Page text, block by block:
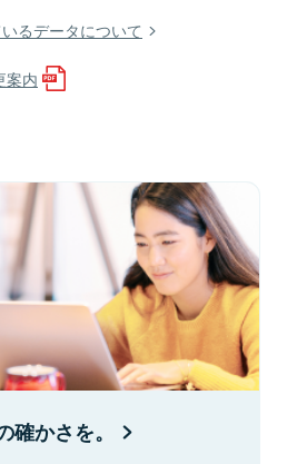
るデータについて
案内
かさを。